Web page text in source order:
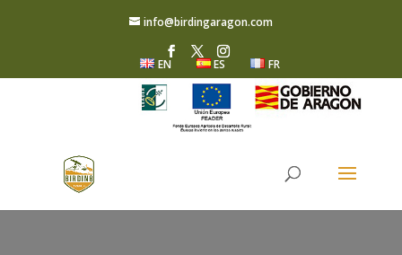
info@birdingaragon.com
EN ES FR